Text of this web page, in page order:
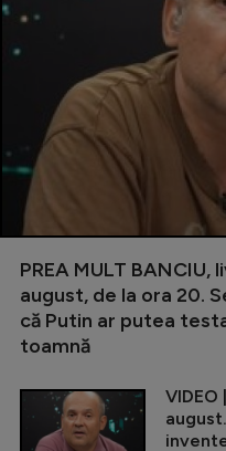
PREA MULT
august, de la ora 20.
că Putin ar putea
toamnă
VIDEO